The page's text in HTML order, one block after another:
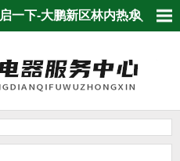
一下-大鹏新区林内热水